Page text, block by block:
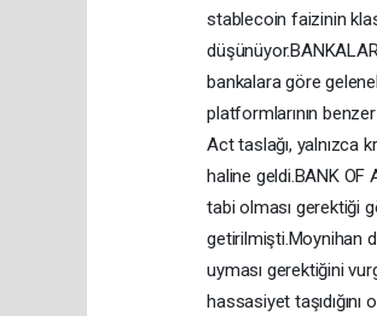
stablecoin faizinin
bankalara göre
platformlarının
Act taslağı, yalnızca
haline geldi.BANK OF
tabi olması gerektiği
getirilmişti.Moynihan
uyması gerektiğini
hassasiyet